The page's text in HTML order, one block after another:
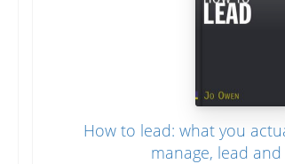
How to lead: what you
manage, lead